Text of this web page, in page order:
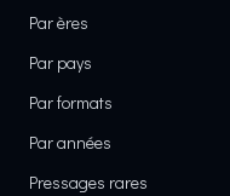
Par ères
Par pays
Par formats
Par années
Pressages rares